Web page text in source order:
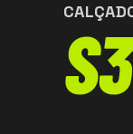
S3